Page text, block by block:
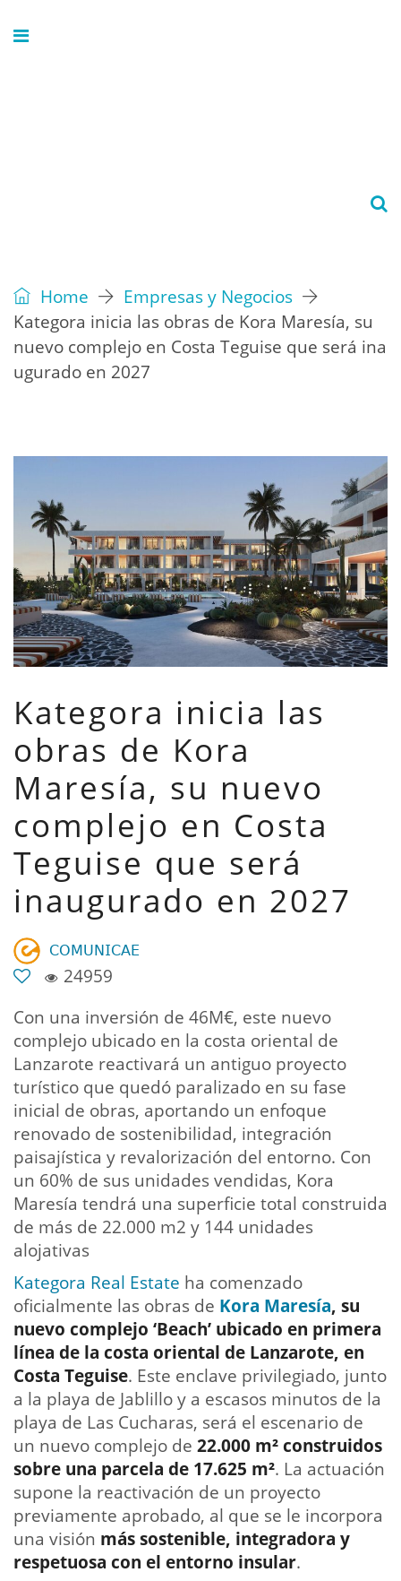
Home
Empresas y Negocios
Kategora inicia las obras de Kora Maresía, su
nuevo complejo en Costa Teguise que será ina
ugurado en 2027
Kategora inicia las
obras de Kora
Maresía, su nuevo
complejo en Costa
Teguise que será
inaugurado en 2027
𝖢𝖮𝖬𝖴𝖭𝖨𝖢𝖠𝖤
24959
Con una inversión de 46M€, este nuevo
complejo ubicado en la costa oriental de
Lanzarote reactivará un antiguo proyecto
turístico que quedó paralizado en su fase
inicial de obras, aportando un enfoque
renovado de sostenibilidad, integración
paisajística y revalorización del entorno. Con
un 60% de sus unidades vendidas, Kora
Maresía tendrá una superficie total construida
de más de 22.000 m2 y 144 unidades
alojativas
Kategora Real Estate ha comenzado
oficialmente las obras de Kora Maresía, su
nuevo complejo ‘Beach’ ubicado en primera
línea de la costa oriental de Lanzarote, en
Costa Teguise. Este enclave privilegiado, junto
a la playa de Jablillo y a escasos minutos de la
playa de Las Cucharas, será el escenario de
un nuevo complejo de 22.000 m² construidos
sobre una parcela de 17.625 m². La actuación
supone la reactivación de un proyecto
previamente aprobado, al que se le incorpora
una visión más sostenible, integradora y
respetuosa con el entorno insular. ⁣